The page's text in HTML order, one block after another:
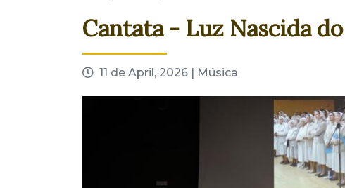
Cantata - Luz Nascida
11 de April, 2026 | Música